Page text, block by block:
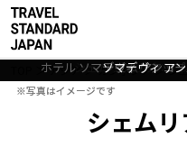
アジア カンボジア シ
シェム
シェムリアップ：ア
シェムリアッ
ホテル ソマデヴィ アンコ
ソマデヴィ ア
※写真はイメージです
※写真はイメージです